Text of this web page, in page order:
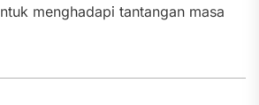
menghadapi tantangan masa